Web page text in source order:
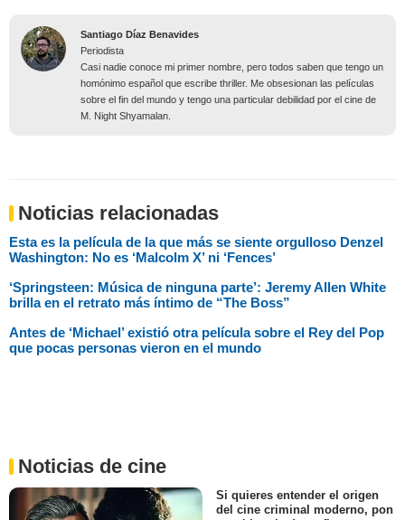
Santiago Díaz Benavides
Periodista
Casi nadie conoce mi primer nombre, pero todos saben que tengo un
homónimo español que escribe thriller. Me obsesionan las películas
sobre el fin del mundo y tengo una particular debilidad por el cine de
M. Night Shyamalan.
Noticias relacionadas
Esta es la película de la que más se siente orgulloso Denzel
Washington: No es ‘Malcolm X’ ni ‘Fences’
‘Springsteen: Música de ninguna parte’: Jeremy Allen White
brilla en el retrato más íntimo de “The Boss”
Antes de ‘Michael’ existió otra película sobre el Rey del Pop
que pocas personas vieron en el mundo
Noticias de cine
Si quieres entender el origen
del cine criminal moderno, pon